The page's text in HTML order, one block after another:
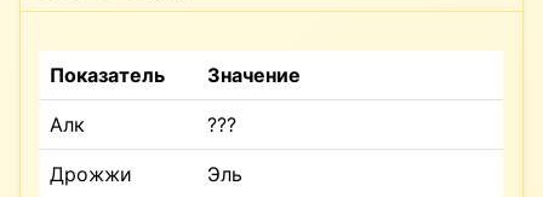
Показатель Значение
Алк ???
Дрожжи Эль